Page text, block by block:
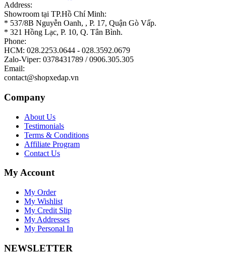
Address:
Showroom tại TP.Hồ Chí Minh:
* 537/8B Nguyễn Oanh, , P. 17, Quận Gò Vấp.
* 321 Hồng Lạc, P. 10, Q. Tân Bình.
Phone:
HCM: 028.2253.0644 - 028.3592.0679
Zalo-Viper: 0378431789 / 0906.305.305
Email:
contact@shopxedap.vn
Company
About Us
Testimonials
Terms & Conditions
Affiliate Program
Contact Us
My Account
My Order
My Wishlist
My Credit Slip
My Addresses
My Personal In
NEWSLETTER